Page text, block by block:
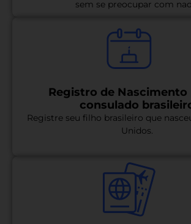
sem se preocupar com
Registro de Nascimento
consulado
Registre seu filho brasileiro que
Unidos.